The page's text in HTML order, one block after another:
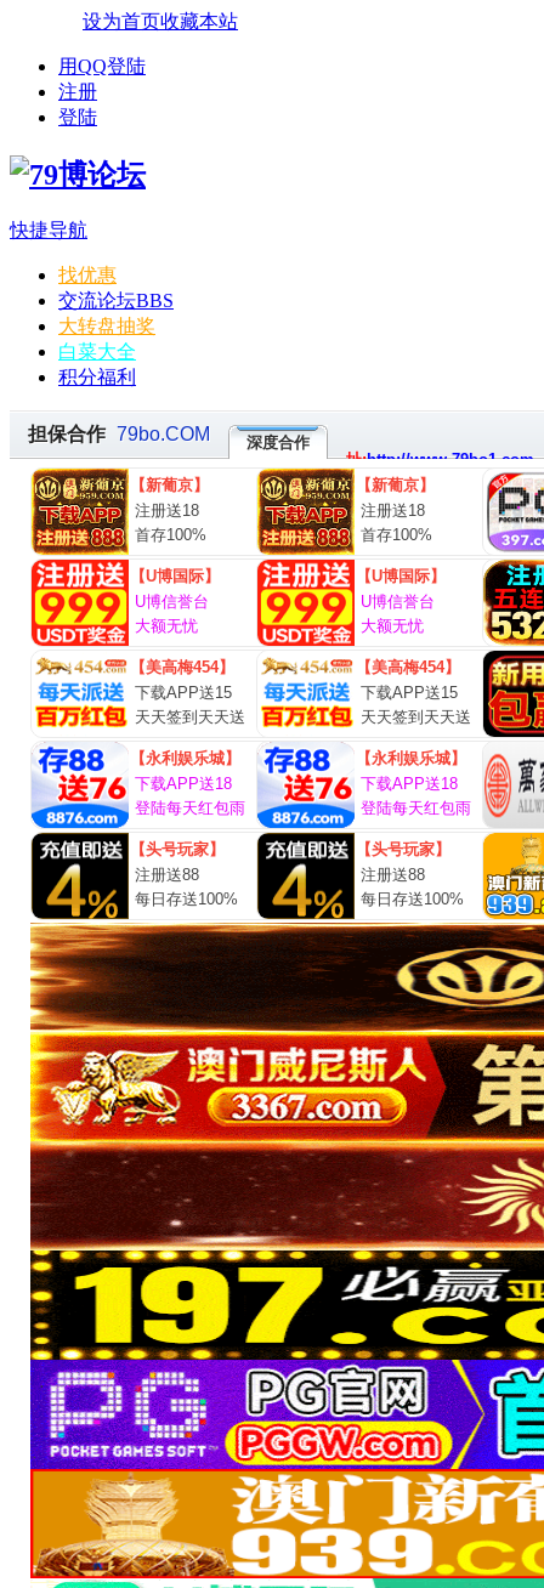
设为首页收藏本站
用QQ登陆
注册
登陆
快捷导航
找优惠
交流论坛BBS
大转盘抽奖
白菜大全
积分福利